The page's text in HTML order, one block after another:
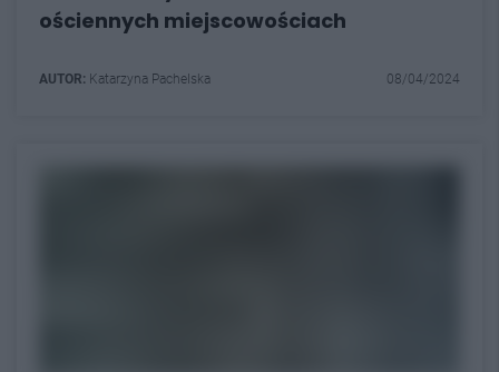
ościennych miejscowościach
AUTOR: Katarzyna Pachelska 08/04/2024